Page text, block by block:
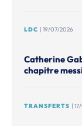
LDC | 19/07/2026
Catherine
chapitre
TRANSFERTS |